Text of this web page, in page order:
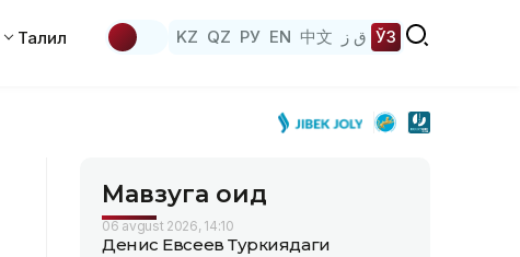
Таҳлил KZ QZ РУ EN 中文 ق ز ЎЗ
Мавзуга оид
06 avgust 2026, 14:10
Денис Евсеев Туркиядаги